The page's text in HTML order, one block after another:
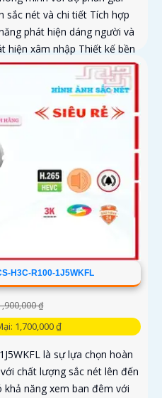
sắc nét và chi tiết Tích hợp
phát hiện dáng người và
hiện xâm nhập Thiết kế bền
đặt trong mọi điều kiện thời
2F8WFL có khả năng còi
Dây, chức năng AI deep
tiện
H3C-R100-1J5WKFL
₫
1,700,000 ₫
là sự lựa chọn hoàn
chất lượng sắc nét lên đến
khả năng xem ban đêm với